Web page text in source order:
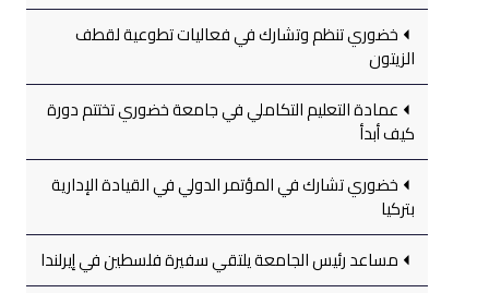
خضوري تنظم وتشارك في فعاليات تطوعية لقطف
الزيتون
عمادة التعليم التكاملي في جامعة خضوري تختتم دورة
كيف أبدأ
خضوري تشارك في المؤتمر الدولي في القيادة الإدارية
بتركيا
مساعد رئيس الجامعة يلتقي سفيرة فلسطين في إيرلندا